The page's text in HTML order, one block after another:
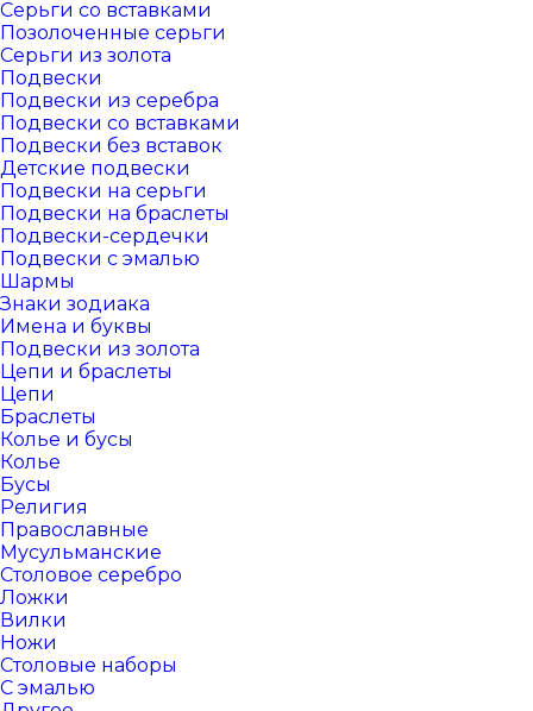
Серьги со вставками
Позолоченные серьги
Серьги из золота
Подвески
Подвески из серебра
Подвески со вставками
Подвески без вставок
Детские подвески
Подвески на серьги
Подвески на браслеты
Подвески-сердечки
Подвески с эмалью
Шармы
Знаки зодиака
Имена и буквы
Подвески из золота
Цепи и браслеты
Цепи
Браслеты
Колье и бусы
Колье
Бусы
Религия
Православные
Мусульманские
Столовое серебро
Ложки
Вилки
Ножи
Столовые наборы
С эмалью